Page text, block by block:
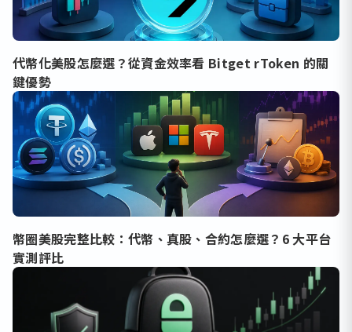
代幣化美股怎麼選？從資金效率看 Bitget rToken 的關
鍵優勢
幣圈美股完整比較：代幣、真股、合約怎麼選？6 大平台
實測評比